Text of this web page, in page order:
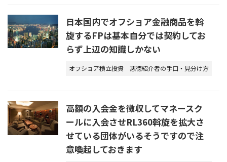
日本国内でオフショア金融商品を斡
旋するFPは基本自分では契約してお
らず上辺の知識しかない
オフショア積立投資 悪徳紹介者の手口・見分け方
高額の入会金を徴収してマネースク
ールに入会させRL360斡旋を拡大さ
せている団体がいるそうですので注
意喚起しておきます